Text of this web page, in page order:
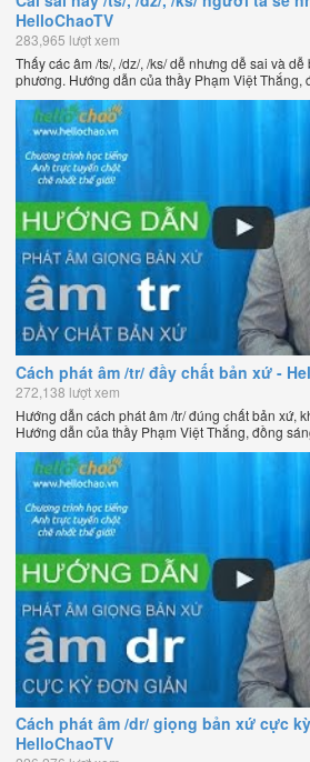
HelloChaoTV
283,965 lượt xem
Thấy các âm /ts/, /dz/, /ks/ dễ nhưng dễ sai và
phương. Hướng dẫn của thầy Phạm Việt Thắng,
HelloChao.vn - Chương trình dạy tiếng Anh trực
giới.
Cách phát âm /tr/ đầy chất bản xứ -
272,138 lượt xem
Hướng dẫn cách phát âm /tr/ đúng chất bản xứ,
Hướng dẫn của thầy Phạm Việt Thắng, đồng
Chương trình dạy tiếng Anh trực tuyến chặt chẽ
Cách phát âm /dr/ giọng bản xứ cực
HelloChaoTV